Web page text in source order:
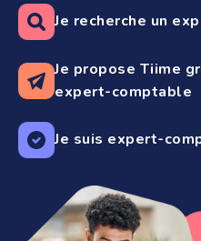
Je recherche un
Je propose Tiime
expert-comptable
Je suis expert-